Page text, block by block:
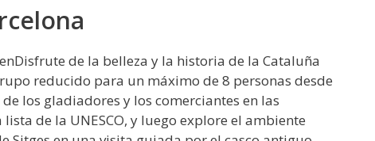
de la belleza y la historia de la Cataluña
reducido para un máximo de 8 personas desde
los gladiadores y los comerciantes en las
de la UNESCO, y luego explore el ambiente